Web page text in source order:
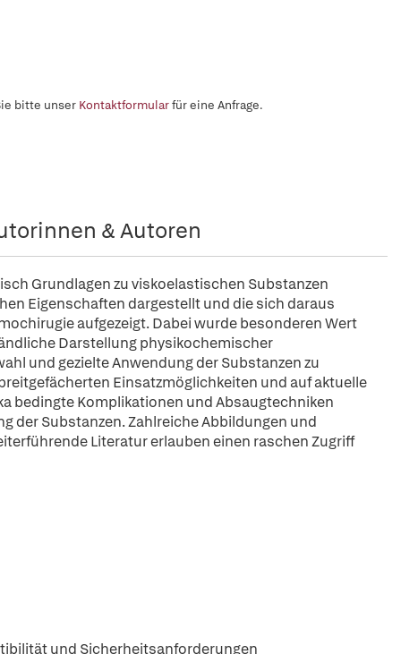
bitte unser Kontaktformularfür eine Anfrage.
& Autoren
Grundlagen zu viskoelastischen Substanzen
Eigenschaften dargestellt und die sich daraus
aufgezeigt. Dabei wurde besonderen Wert
Darstellung physikochemischer
und gezielte Anwendung der Substanzen zu
Einsatzmöglichkeiten und auf aktuelle
bedingte Komplikationen und Absaugtechniken
der Substanzen. Zahlreiche Abbildungen und
Literatur erlauben einen raschen Zugriff
und Sicherheitsanforderungen